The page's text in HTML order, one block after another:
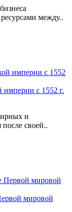
между..
империи с 1552 г.
и
своей..
мировой